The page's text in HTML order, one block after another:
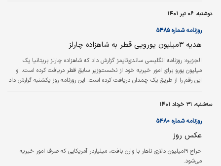
برای بانک‌هایشان باز کردند: ونیز، رم، پیزا، میلان و حتی نروژ و لندن به مراکز قدرت
مالی آنان بدل شدند. شهریاران و روحانیان والامقام به آنها بدهکار شدند. خاندان
مدیچی افزون بر عملیات…
دوشنبه، ۰۶ تیر ۱۴۰۱
روزنامه شماره ۵۴۸۵
هدیه ۳میلیون یورویی قطر به شاهزاده چارلز
الجزیره: روزنامه انگلیسی ساندی‌تایمز گزارش داد که شاهزاده چارلز بریتانیا یک
میلیون یورو برای امور خیریه خود از نخست‌‌وزیر سابق قطر دریافت کرده است. او
این رقم را از طریق یک چمدان دریافت کرده است. این روزنامه روز یکشنبه گزارش داد
است.
سه‌شنبه، ۳۱ خرداد ۱۴۰۱
روزنامه شماره ۵۴۸۰
عکس روز
حراج ۱۹میلیون دلاری ناهار با وارن بافت، میلیاردر آمریکایی که صرف امور خیریه
می‌شود.